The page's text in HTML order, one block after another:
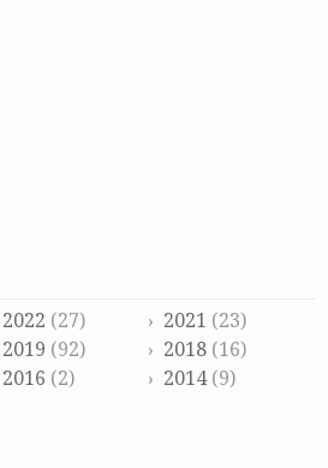
2022 (27) 2021 (23)
2019 (92) 2018(16)
2016 (2) 2014(9)